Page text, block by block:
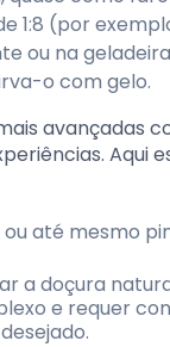
(por
ou na
o com gelo.
avançadas
Aqui
até mesmo
a doçura
e requer